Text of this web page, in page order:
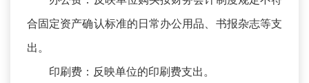
合固定资产确认标准的日常办公用品、书报杂志等支
出。
印刷费：反映单位的印刷费支出。